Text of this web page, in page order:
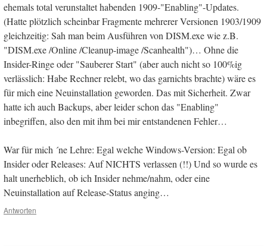
ehemals total verunstaltet habenden 1909-"Enabling"-Updates.
(Hatte plötzlich scheinbar Fragmente mehrerer Versionen 1903/1909
gleichzeitig: Sah man beim Ausführen von DISM.exe wie z.B.
"DISM.exe /Online /Cleanup-image /Scanhealth")… Ohne die
Insider-Ringe oder "Sauberer Start" (aber auch nicht so 100%ig
verlässlich: Habe Rechner relebt, wo das garnichts brachte) wäre es
für mich eine Neuinstallation geworden. Das mit Sicherheit. Zwar
hatte ich auch Backups, aber leider schon das "Enabling"
inbegriffen, also den mit ihm bei mir entstandenen Fehler…
War für mich ´ne Lehre: Egal welche Windows-Version: Egal ob
Insider oder Releases: Auf NICHTS verlassen (!!) Und so wurde es
halt unerheblich, ob ich Insider nehme/nahm, oder eine
Neuinstallation auf Release-Status anging…
Antworten